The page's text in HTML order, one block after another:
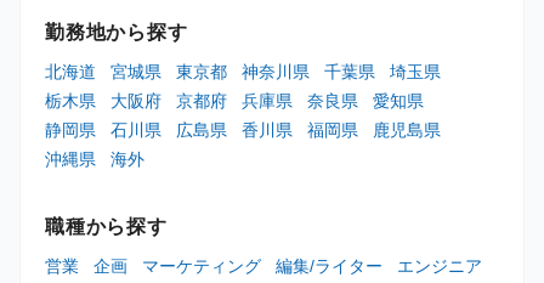
勤務地から探す
北海道 宮城県 東京都 神奈川県 千葉県
埼玉県
栃木県
大阪府 京都府 兵庫県 奈良県
愛知県
静岡県
石川県 広島県 香川県 福岡県
鹿児島県
沖縄県
海外
職種から探す
営業 企画 マーケティング 編集/ライター
エンジニア